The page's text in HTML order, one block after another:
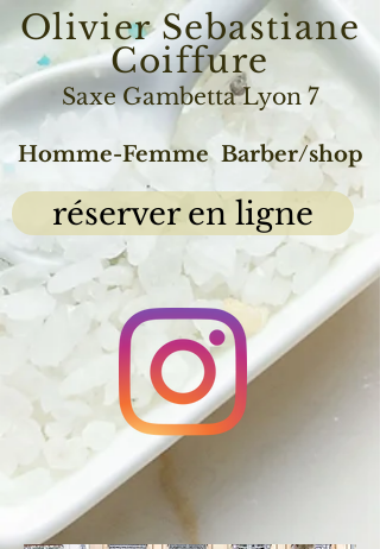
réserver en ligne
Olivier Sebastiane
Coiffure
Saxe Gambetta Lyon 7
Homme-Femme Barber/shop